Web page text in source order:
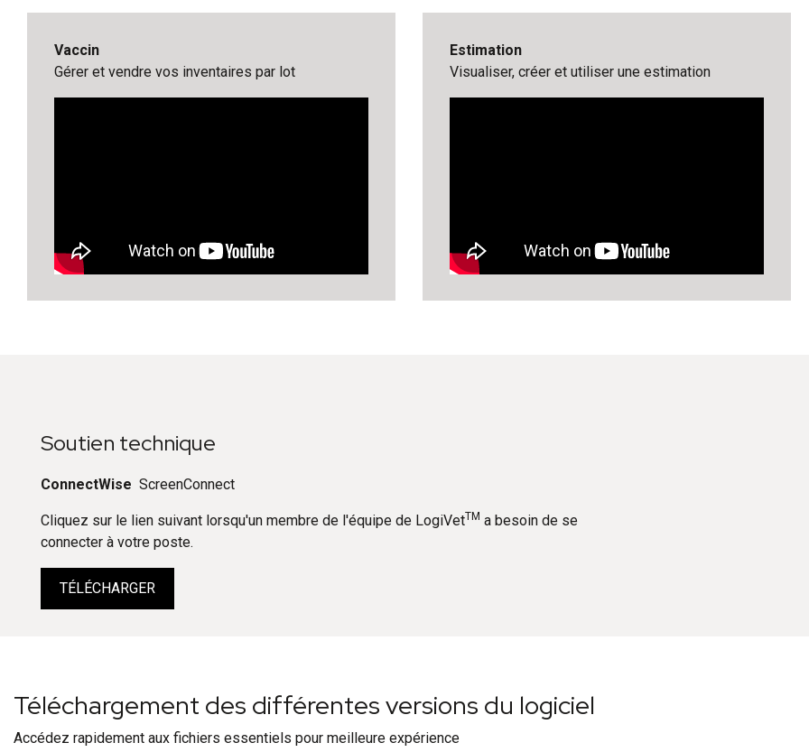
Vaccin
Gérer et vendre vos inventaires par lot
Estimation
Visualiser, créer et utiliser une estimation
Soutien technique
ConnectWise ScreenConnect
Cliquez sur le lien suivant lorsqu'un membre de l'équipe de LogiVetTM a besoin de se
connecter à votre poste.
TÉLÉCHARGER
Téléchargement des différentes versions du logiciel
Accédez rapidement aux fichiers essentiels pour meilleure expérience